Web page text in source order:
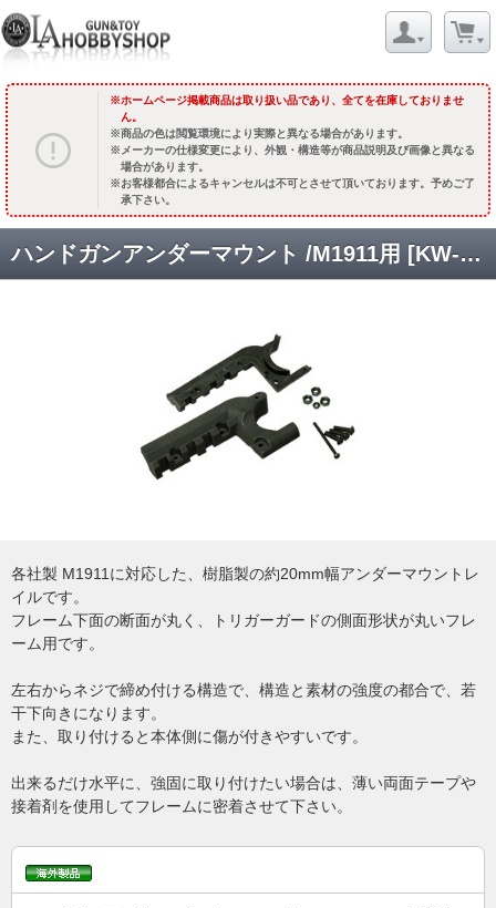
ホームページ掲載商品は取り扱い品であり、全てを在庫しておりませ
ん。
商品の色は閲覧環境により実際と異なる場合があります。
メーカーの仕様変更により、外観・構造等が商品説明及び画像と異なる
場合があります。
お客様都合によるキャンセルは不可とさせて頂いております。予めご了
承下さい。
ハンドガンアンダーマウント /M1911用 [KW-RP-006] [品切中.再生産待ち]
各社製 M1911に対応した、樹脂製の約20mm幅アンダーマウントレ
イルです。
フレーム下面の断面が丸く、トリガーガードの側面形状が丸いフレ
ーム用です。
左右からネジで締め付ける構造で、構造と素材の強度の都合で、若
干下向きになります。
また、取り付けると本体側に傷が付きやすいです。
出来るだけ水平に、強固に取り付けたい場合は、薄い両面テープや
接着剤を使用してフレームに密着させて下さい。